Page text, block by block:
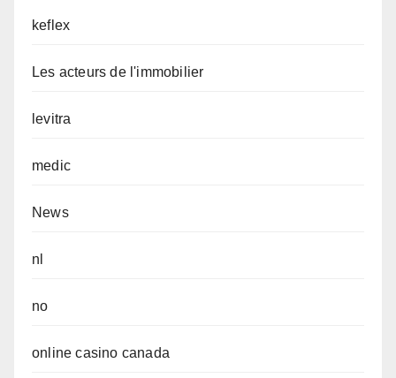
keflex
Les acteurs de l'immobilier
levitra
medic
News
nl
no
online casino canada